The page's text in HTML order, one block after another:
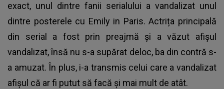
exact, unul dintre fanii serialului a vandalizat unul
dintre posterele cu Emily in Paris. Actrița principală
din serial a fost prin preajmă și a văzut afișul
vandalizat, însă nu s-a supărat deloc, ba din contră s-
a amuzat. În plus, i-a transmis celui care a vandalizat
afișul că ar fi putut să facă și mai mult de atât.